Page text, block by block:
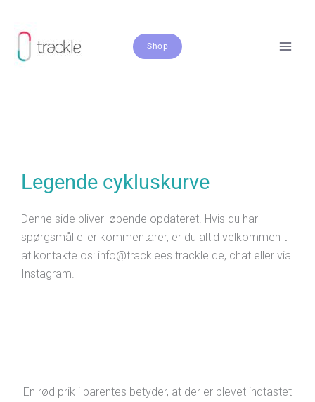
springen
Shop
Legende cykluskurve
Denne side bliver løbende opdateret. Hvis du har
spørgsmål eller kommentarer, er du altid velkommen til
at kontakte os: info@tracklees.trackle.de, chat eller via
Instagram.
En rød prik i parentes betyder, at der er blevet indtastet